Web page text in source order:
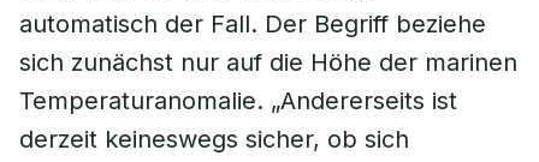
automatisch der Fall. Der Begriff beziehe
sich zunächst nur auf die Höhe der marinen
Temperaturanomalie. „Andererseits ist
derzeit keineswegs sicher, ob sich